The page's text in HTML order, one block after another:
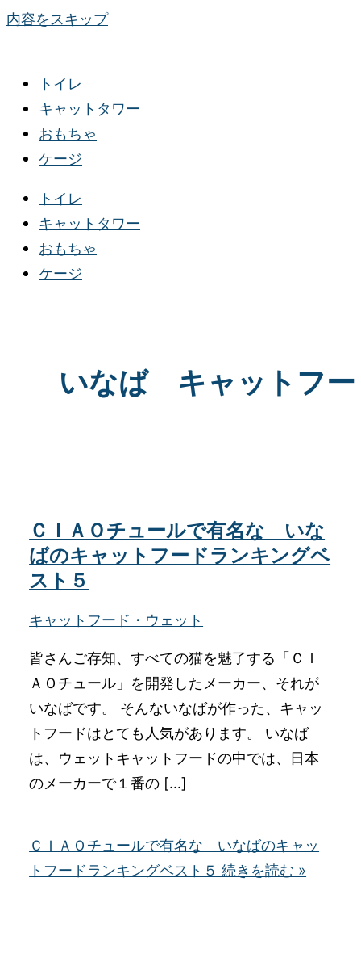
内容をスキップ
トイレ
キャットタワー
おもちゃ
ケージ
トイレ
キャットタワー
おもちゃ
ケージ
いなば キャットフー
ＣＩＡＯチュールで有名な いな
ばのキャットフードランキングベ
スト５
キャットフード・ウェット
皆さんご存知、すべての猫を魅了する「ＣＩ
ＡＯチュール」を開発したメーカー、それが
いなばです。 そんないなばが作った、キャッ
トフードはとても人気があります。 いなば
は、ウェットキャットフードの中では、日本
のメーカーで１番の […]
ＣＩＡＯチュールで有名な いなばのキャッ
トフードランキングベスト５ 続きを読む »